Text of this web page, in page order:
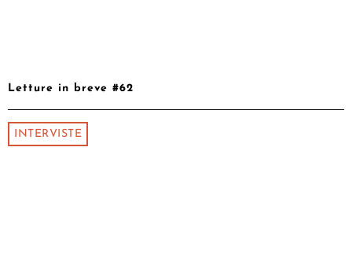
Letture in breve #62
INTERVISTE